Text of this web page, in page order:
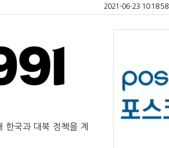
2021-06-23 10:18:58
국과 대북 정책을 계